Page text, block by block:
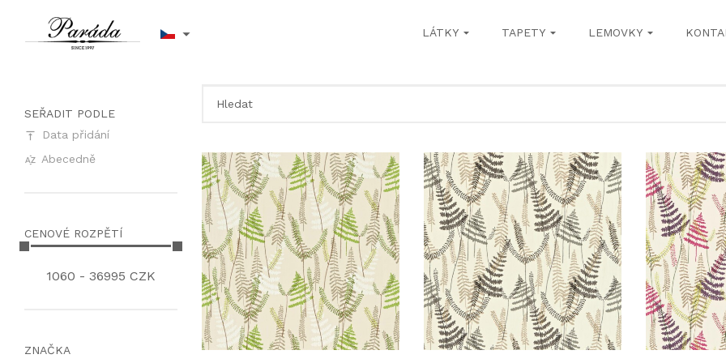
LÁTKY TAPETY LEMOVKY
SEŘADIT PODLE
Data přidání
Abecedně
CENOVÉ ROZPĚTÍ
1060 - 36995 CZK
ZNAČKA